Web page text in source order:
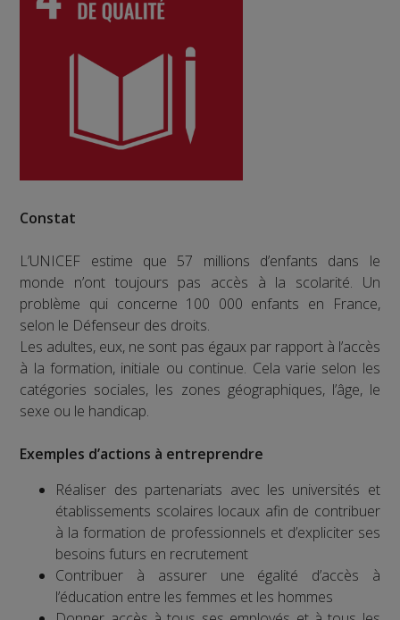
Constat
L’UNICEF estime que 57 millions d’enfants dans le
monde n’ont toujours pas accès à la scolarité. Un
problème qui concerne 100 000 enfants en France,
selon le Défenseur des droits.
Les adultes, eux, ne sont pas égaux par rapport à l’accès
à la formation, initiale ou continue. Cela varie selon les
catégories sociales, les zones géographiques, l’âge, le
sexe ou le handicap.
Exemples d’actions à entreprendre
Réaliser des partenariats avec les universités et
établissements scolaires locaux afin de contribuer
à la formation de professionnels et d’expliciter ses
besoins futurs en recrutement
Contribuer à assurer une égalité d’accès à
l’éducation entre les femmes et les hommes